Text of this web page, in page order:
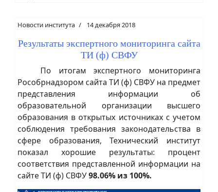
Новости института 14 декабря 2018
Результаты экспертного мониторинга сайта
ТИ (ф) СВФУ
По итогам экспертного мониторинга
Рособрнадзором сайта ТИ (ф) СВФУ на предмет
представления информации об
образовательной организации высшего
образования в открытых источниках с учетом
соблюдения требования законодательства в
сфере образования, Технический институт
показал хорошие результаты: процент
соответствия представленной информации на
сайте ТИ (ф) СВФУ98.06% из 100%.